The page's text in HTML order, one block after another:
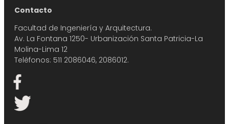
Contacto
Facultad de Ingeniería y Arquitectura.
Av. La Fontana 1250- Urbanización Santa Patricia-La
Molina-Lima 12
Teléfonos: 511 2086046, 2086012.